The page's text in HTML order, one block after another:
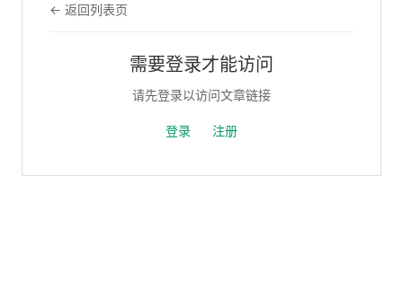
← 返回列表页
需要登录才能访问
请先登录以访问文章链接
登录 注册